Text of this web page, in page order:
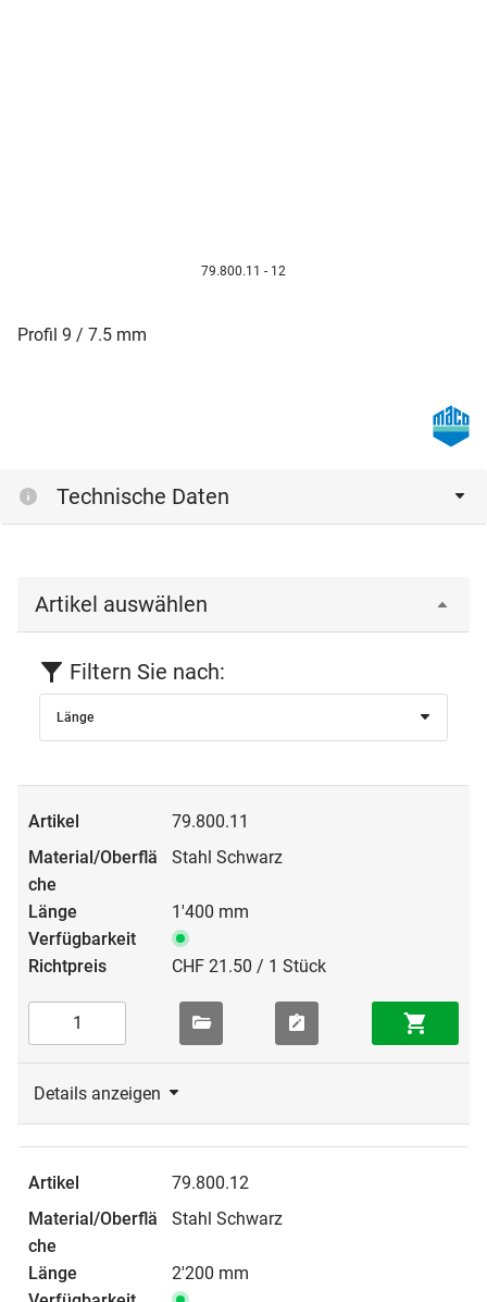
79.800.11 - 12
Profil 9 / 7.5 mm
Technische Daten
Artikel auswählen
Filtern Sie nach:
Länge
79.800.11
Stahl Schwarz
1'400 mm
CHF 21.50 / 1 Stück
Details anzeigen
79.800.12
Stahl Schwarz
2'200 mm